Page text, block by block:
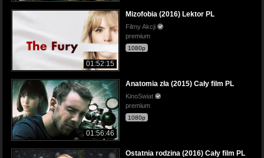
01:52:15
Mizofobia (2016) Lektor PL
Filmy Akcji
premium
1080p
01:56:46
Anatomia zła (2015) Cały film PL
KinoSwiat
premium
1080p
Ostatnia rodzina (2016) Cały film PL